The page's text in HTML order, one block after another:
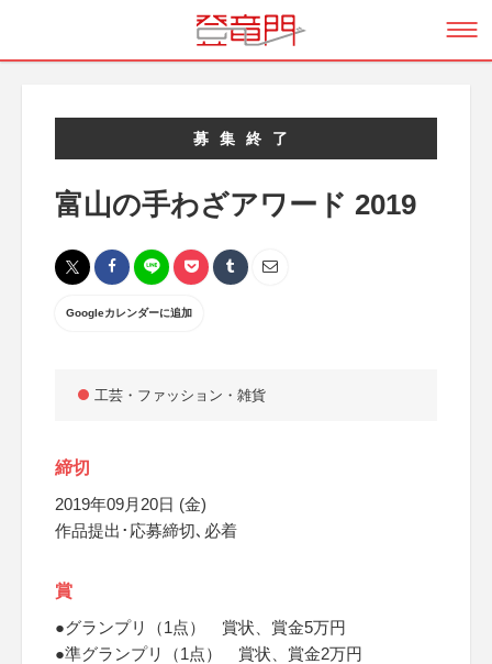
募集終了
富山の手わざアワード 2019
Googleカレンダーに追加
工芸・ファッション・雑貨
締切
2019年09月20日 (金)
作品提出･応募締切､必着
賞
●グランプリ（1点） 賞状、賞金5万円
●準グランプリ（1点） 賞状、賞金2万円